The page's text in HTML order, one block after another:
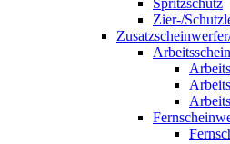
Spritzschutz
Zier-/